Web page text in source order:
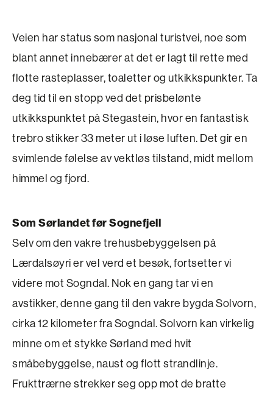
Veien har status som nasjonal turistvei, noe som
blant annet innebærer at det er lagt til rette med
flotte rasteplasser, toaletter og utkikkspunkter. Ta
deg tid til en stopp ved det prisbelønte
utkikkspunktet på Stegastein, hvor en fantastisk
trebro stikker 33 meter ut i løse luften. Det gir en
svimlende følelse av vektløs tilstand, midt mellom
himmel og fjord.
Som Sørlandet før Sognefjell
Selv om den vakre trehusbebyggelsen på
Lærdalsøyri er vel verd et besøk, fortsetter vi
videre mot Sogndal. Nok en gang tar vi en
avstikker, denne gang til den vakre bygda Solvorn,
cirka 12 kilometer fra Sogndal. Solvorn kan virkelig
minne om et stykke Sørland med hvit
småbebyggelse, naust og flott strandlinje.
Frukttrærne strekker seg opp mot de bratte